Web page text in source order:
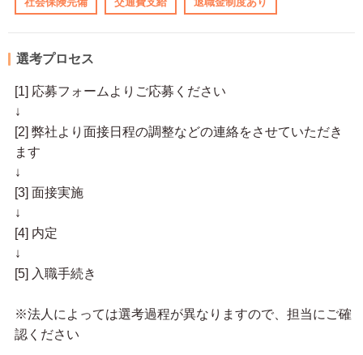
選考プロセス
[1] 応募フォームよりご応募ください
↓
[2] 弊社より面接日程の調整などの連絡をさせていただき
ます
↓
[3] 面接実施
↓
[4] 内定
↓
[5] 入職手続き
※法人によっては選考過程が異なりますので、担当にご確
認ください